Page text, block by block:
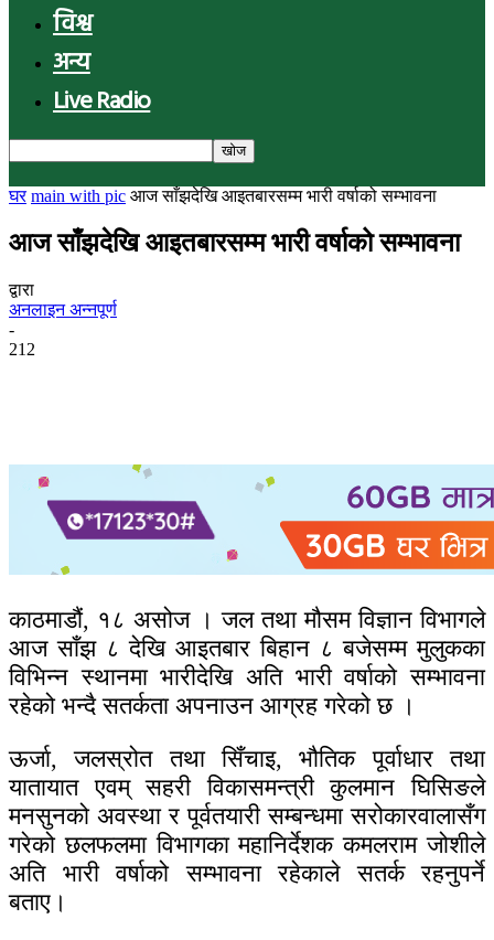
विश्व
अन्य
Live Radio
घर main with pic आज साँझदेखि आइतबारसम्म भारी वर्षाको सम्भावना
आज साँझदेखि आइतबारसम्म भारी वर्षाको सम्भावना
द्वारा
अनलाइन अन्नपूर्ण
-
212
काठमाडौं, १८ असोज । जल तथा मौसम विज्ञान विभागले
आज साँझ ८ देखि आइतबार बिहान ८ बजेसम्म मुलुकका
विभिन्न स्थानमा भारीदेखि अति भारी वर्षाको सम्भावना
रहेको भन्दै सतर्कता अपनाउन आग्रह गरेको छ ।
ऊर्जा, जलस्रोत तथा सिँचाइ, भौतिक पूर्वाधार तथा
यातायात एवम् सहरी विकासमन्त्री कुलमान घिसिङले
मनसुनको अवस्था र पूर्वतयारी सम्बन्धमा सरोकारवालासँग
गरेको छलफलमा विभागका महानिर्देशक कमलराम जोशीले
अति भारी वर्षाको सम्भावना रहेकाले सतर्क रहनुपर्ने
बताए।